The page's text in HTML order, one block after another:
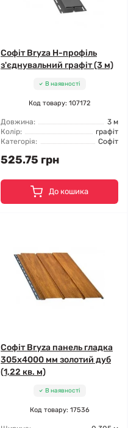
Софіт Bryza H-профіль
з'єднувальний графіт (3 м)
В наявності
Код товару: 107172
Довжина:
3 м
Колір:
графіт
Категорія:
Софіт
525.75 грн
До кошика
Софіт Bryza панель гладка
305х4000 мм золотий дуб
(1,22 кв. м)
В наявності
Код товару: 17536